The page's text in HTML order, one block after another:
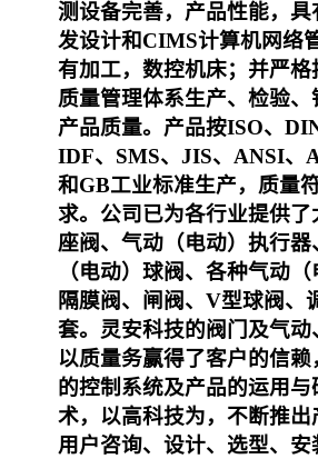
测设备完善，产品性能，
发设计和CIMS计算机网络
有加工，数控机床；并严格
质量管理体系生产、检验
产品质量。产品按ISO、
IDF、SMS、JIS、ANSI、
和GB工业标准生产，质量
求。 公司已为各行业提供了
座阀、气动（电动）执行器
（电动）球阀、各种气动
隔膜阀、闸阀、V型球阀、
套。灵安科技的阀门及气
以质量务赢得了客户的信赖
的控制系统及产品的运用与
术，以高科技为，不断推出
用户咨询、设计、选型、